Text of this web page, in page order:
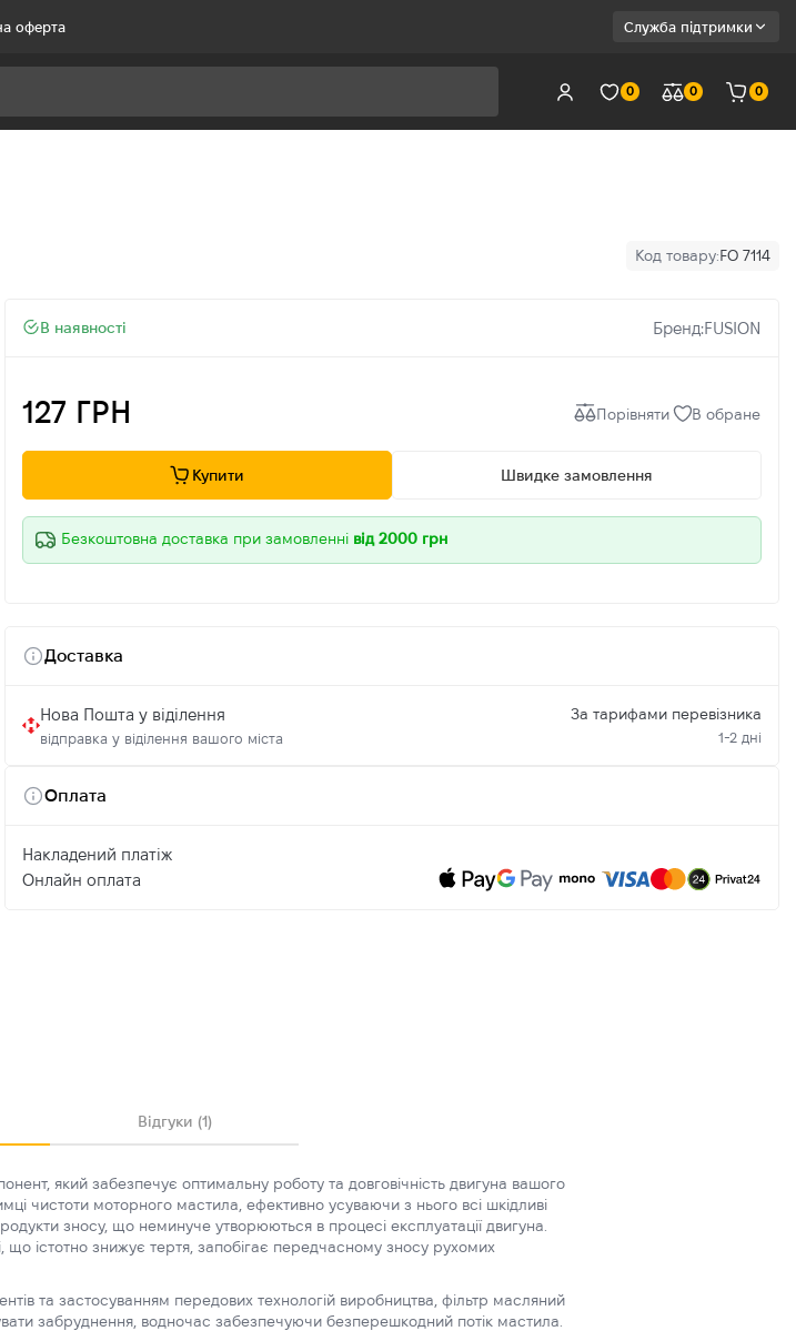
оферта Служба підтримки
0 0 0
Код товару:FO 7114
В наявності Бренд:FUSION
127 ГРН Порівняти В обране
Купити Швидке замовлення
Безкоштовна доставка при замовленні від 2000 грн
Доставка
Нова Пошта у віділення
відправка у віділення вашого міста
За тарифами перевізника
1-2 дні
Оплата
Накладений платіж
Онлайн оплата
Відгуки (1)
який забезпечує оптимальну роботу та довговічність двигуна вашого
чистоти моторного мастила, ефективно усуваючи з нього всі шкідливі
зносу, що неминуче утворюються в процесі експлуатації двигуна.
істотно знижує тертя, запобігає передчасному зносу рухомих
та застосуванням передових технологій виробництва, фільтр масляний
забруднення, водночас забезпечуючи безперешкодний потік мастила.